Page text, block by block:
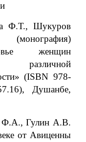
Ф.Т., Шукуров
женщин
различной
(ISBN 978-
Душанбе,
Гулин А.В.
от Авиценны